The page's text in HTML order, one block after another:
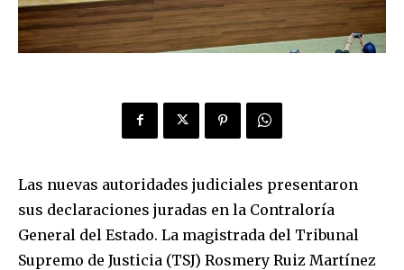
Las nuevas autoridades judiciales presentaron
sus declaraciones juradas en la Contraloría
General del Estado. La magistrada del Tribunal
Supremo de Justicia (TSJ) Rosmery Ruiz Martínez